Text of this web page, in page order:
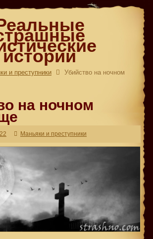
истории
и преступники
Убийство на ночном
на ночном
22 Маньяки и преступники